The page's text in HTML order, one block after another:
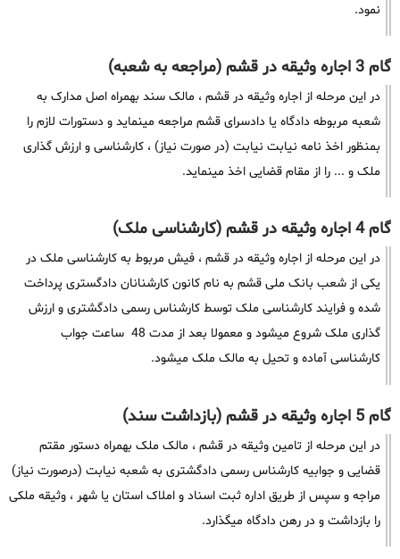
نمود.
گام 3 اجاره وثیقه در قشم (مراجعه به شعبه)
در این مرحله از اجاره وثیقه در قشم ، مالک سند بهمراه اصل مدارک به
شعبه مربوطه دادگاه یا دادسرای قشم مراجعه مینماید و دستورات لازم را
بمنظور اخذ نامه نیابت نیابت (در صورت نیاز) ، کارشناسی و ارزش گذاری
ملک و ... را از مقام قضایی اخذ مینماید.
گام 4 اجاره وثیقه در قشم (کارشناسی ملک)
در این مرحله از اجاره وثیقه در قشم ، فیش مربوط به کارشناسی ملک در
یکی از شعب بانک ملی قشم به نام کانون کارشنانان دادگستری پرداخت
شده و فرایند کارشناسی ملک توسط کارشناس رسمی دادگشتری و ارزش
گذاری ملک شروع میشود و معمولا بعد از مدت 48 ساعت جواب
کارشناسی آماده و تحیل به مالک ملک میشود.
گام 5 اجاره وثیقه در قشم (بازداشت سند)
در این مرحله از تامین وثیقه در قشم ، مالک ملک بهمراه دستور مقتم
قضایی و جوابیه کارشناس رسمی دادگشتری به شعبه نیابت (درصورت نیاز)
مراجه و سپس از طریق اداره ثبت اسناد و املاک استان یا شهر ، وثیقه ملکی
را بازداشت و در رهن دادگاه میگذارد.